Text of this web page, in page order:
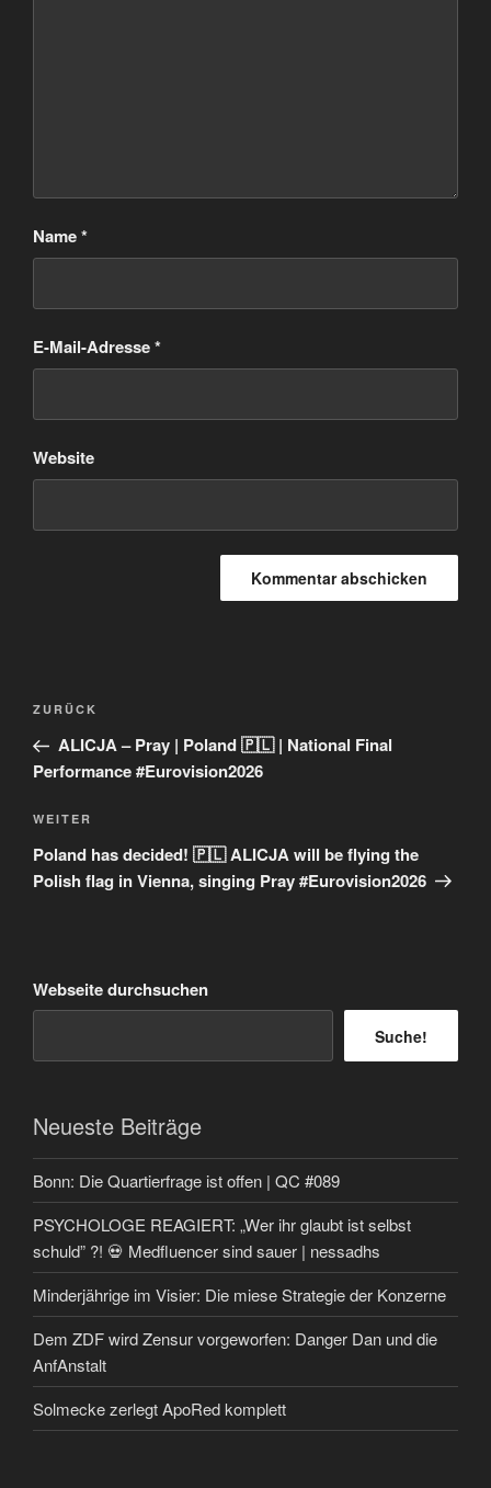
Name*
E-Mail-Adresse*
Website
Beitragsnavigation
Vorheriger
Beitrag
ZURÜCK
ALICJA – Pray | Poland 🇵🇱 | National Final
Performance #Eurovision2026
Nächster
Beitrag
WEITER
Poland has decided! 🇵🇱 ALICJA will be flying the
Polish flag in Vienna, singing Pray #Eurovision2026
Webseite durchsuchen
Suche!
Neueste Beiträge
Bonn: Die Quartierfrage ist offen | QC #089
PSYCHOLOGE REAGIERT: „Wer ihr glaubt ist selbst
schuld” ?! 💀 Medfluencer sind sauer | nessadhs
Minderjährige im Visier: Die miese Strategie der Konzerne
Dem ZDF wird Zensur vorgeworfen: Danger Dan und die
AnfAnstalt
Solmecke zerlegt ApoRed komplett